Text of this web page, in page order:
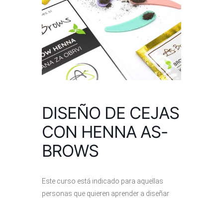
DISEÑO DE CEJAS
CON HENNA AS-
BROWS
Este curso está indicado para aquellas
personas que quieren aprender a diseñar